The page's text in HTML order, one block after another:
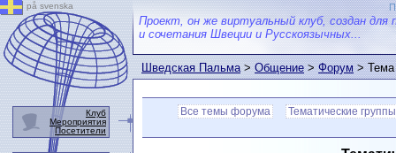
Проект, он же виртуальный клуб, создан для
и сочетания Швеции и Русскоязычных...
Шведская Пальма>Общение>Форум>
Все темы форума Тематические группы
på svenska
Клуб
Мероприятия
Посетители